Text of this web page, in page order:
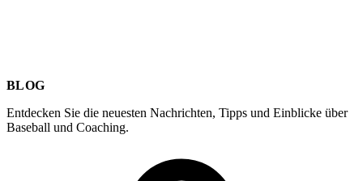
BLOG
Entdecken Sie die neuesten Nachrichten, Tipps und Einblicke über
Baseball und Coaching.